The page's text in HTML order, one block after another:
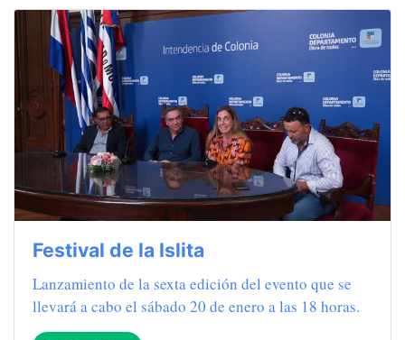
Festival de la Islita
Lanzamiento de la sexta edición del evento que se
llevará a cabo el sábado 20 de enero a las 18 horas.